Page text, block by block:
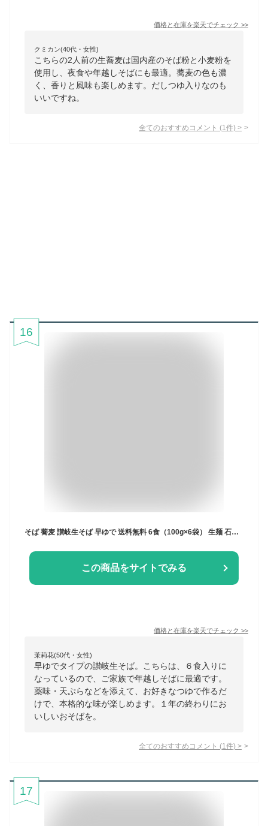
価格と在庫を楽天でチェック >>
クミカン(40代・女性)
こちらの2人前の生蕎麦は国内産のそば粉と小麦粉を
使用し、夜食や年越しそばにも最適。蕎麦の色も濃
く、香りと風味も楽しめます。だしつゆ入りなのも
いいですね。
全てのおすすめコメント (1 件) >
16
そば 蕎麦 讃岐生そば 早ゆで 送料無料 6食（100g×6袋） 生麺 石臼挽き 讃岐伝統の味 お試し グルメ お取り寄せ 香川
この商品をサイトでみる
価格と在庫を楽天でチェック >>
茉莉花(50代・女性)
早ゆでタイプの讃岐生そば。こちらは、６食入りに
なっているので、ご家族で年越しそばに最適です。
薬味・天ぷらなどを添えて、お好きなつゆで作るだ
けで、本格的な味が楽しめます。１年の終わりにお
いしいおそばを。
全てのおすすめコメント (1 件) >
17